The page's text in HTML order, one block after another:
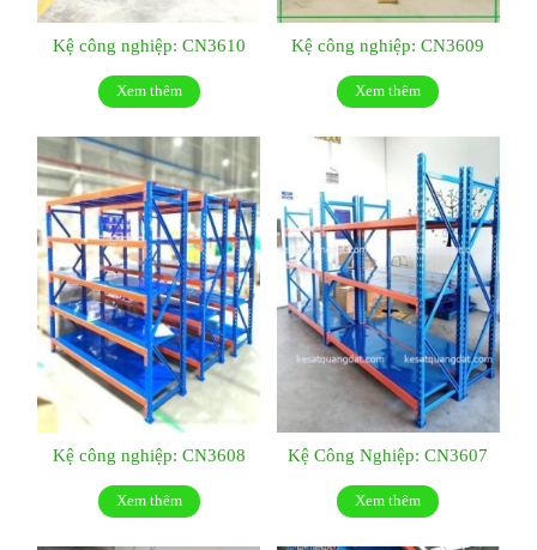
Kệ công nghiệp: CN3610
Xem thêm
Kệ công nghiệp: CN3609
Xem thêm
Kệ công nghiệp: CN3608
Xem thêm
Kệ Công Nghiệp: CN3607
Xem thêm